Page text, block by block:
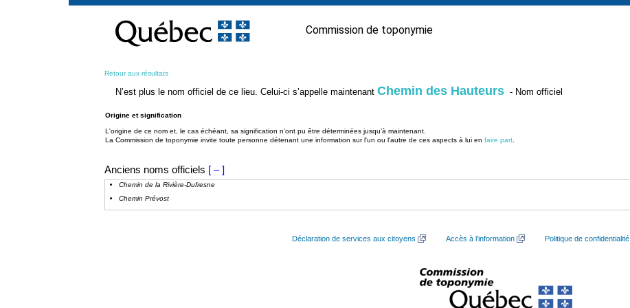
contenu
Commission de toponymie
Retour aux résultats
N’est plus le nom officiel de ce lieu. Celui-ci s’appelle maintenant Chemin des Hauteurs - Nom officiel
Origine et signification
L'origine de ce nom et, le cas échéant, sa signification n’ont pu être déterminées jusqu’à maintenant.
La Commission de toponymie invite toute personne détenant une information sur l'un ou l'autre de ces aspects à lui en faire part
Anciens noms officiels [ – ]
Chemin de la Rivière-Dufresne
Chemin Prévost
Déclaration de services aux citoyens Accès à l’information Politique de confidentialité